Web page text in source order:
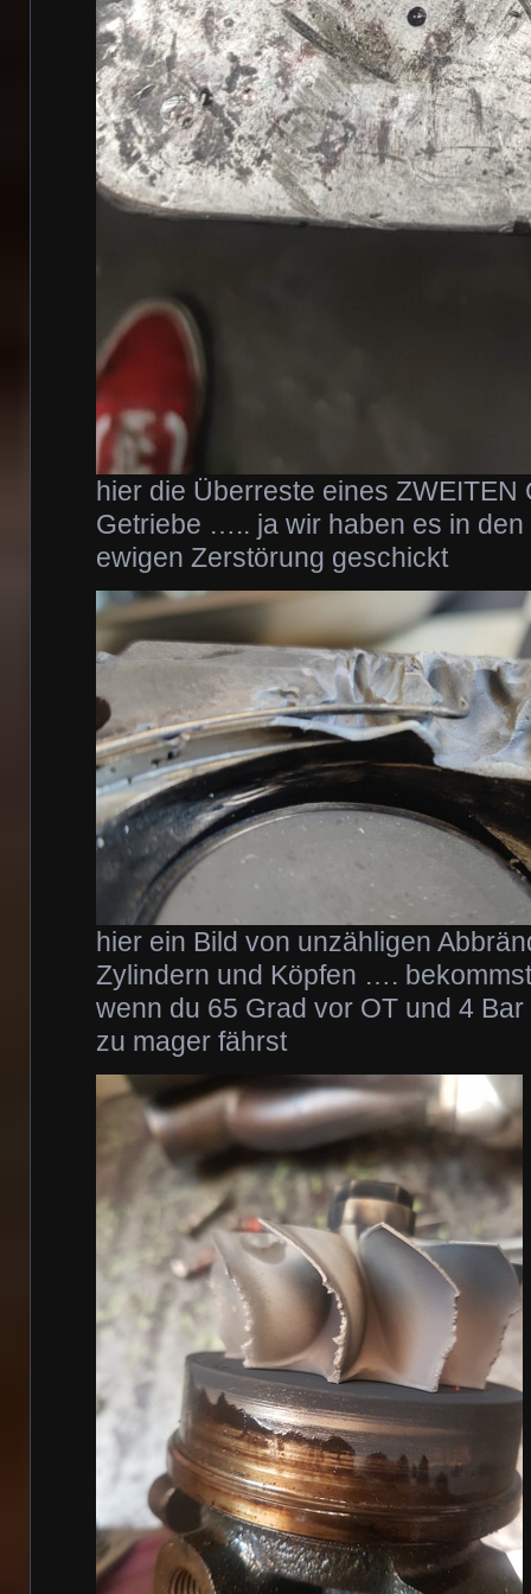
hier die Überreste eines ZWEITEN
Getriebe ….. ja wir haben es in den
ewigen Zerstörung geschickt
hier ein Bild von unzähligen
Zylindern und Köpfen ….
wenn du 65 Grad vor OT und 4
zu mager fährst